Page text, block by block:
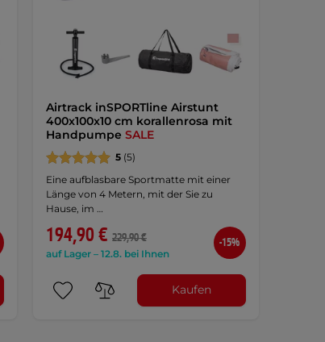
Airtrack inSPORTline Airstunt
400x100x10 cm korallenrosa mit
Handpumpe SALE
5(5)
Eine aufblasbare Sportmatte mit einer
Länge von 4 Metern, mit der Sie zu
Hause, im …
194,90 € 229,90 €
auf Lager – 12.8. bei Ihnen
-15%
Kaufen